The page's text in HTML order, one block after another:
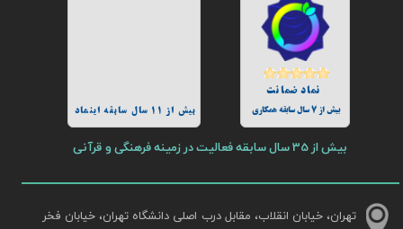
بیش از 11 سال سابقه اینماد
بیش از 35 سال سابقه فعالیت در زمینه فرهنگی و قرآنی
بیش از 7 سال سابقه همکاری
تهران، خیابان انقلاب، مقابل درب اصلی دانشگاه تهران، خیابان فخر